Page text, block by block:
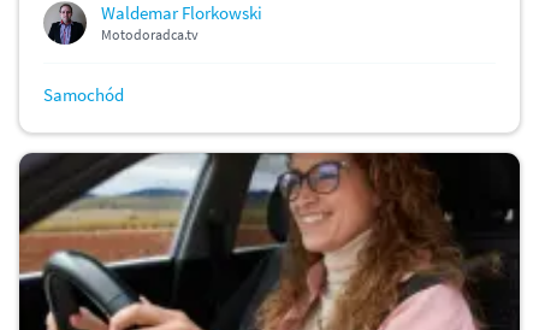
Waldemar Florkowski
Motodoradca.tv
Samochód